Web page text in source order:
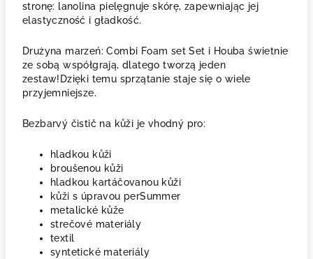
stronę: lanolina pielęgnuje skórę, zapewniając jej
elastyczność i gładkość.
Drużyna marzeń: Combi Foam set Set i Houba świetnie
ze sobą współgrają, dlatego tworzą jeden
zestaw!Dzięki temu sprzątanie staje się o wiele
przyjemniejsze.
Bezbarvý čistič na kůži je vhodný pro:
hladkou kůži
broušenou kůži
hladkou kartáčovanou kůži
kůži s úpravou perSummer
metalické kůže
strečové materiály
textil
syntetické materiály